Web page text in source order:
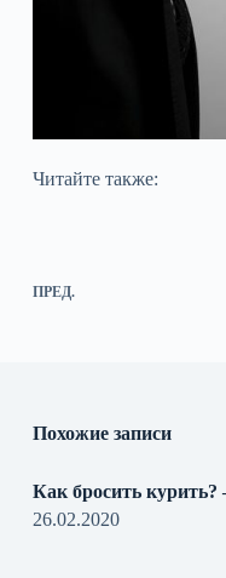
Читайте также:
ПРЕД.
Похожие записи
Как бросить
26.02.2020